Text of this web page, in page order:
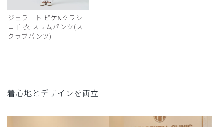
ジェラート ピケ&クラシ
コ 白衣:スリムパンツ(ス
クラブパンツ)
着心地とデザインを両立